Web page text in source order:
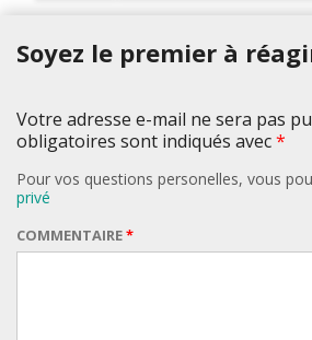
Soyez le premier à
Votre adresse e-mail ne sera pas
obligatoires sont indiqués avec*
Pour vos questions personelles, vous
privé
COMMENTAIRE*